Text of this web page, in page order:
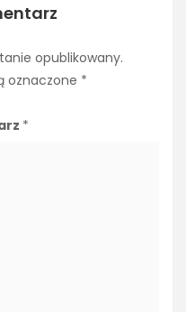
opublikowany.
oznaczone *
*